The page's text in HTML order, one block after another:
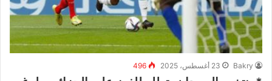
Bakry 23 أغسطس، 2025 496